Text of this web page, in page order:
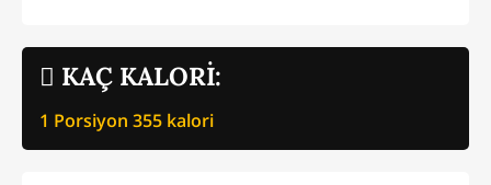
KAÇ KALORİ:
1 Porsiyon 355 kalori